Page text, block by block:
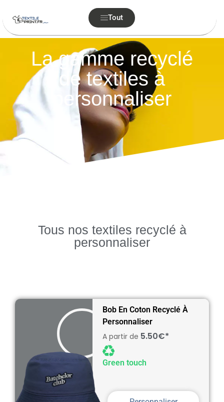
Tout
La gamme recyclé
de textiles à
personnaliser
Tous nos textiles recyclé à
personnaliser
Bob En Coton Recyclé À
Personnaliser
A partir de 5.50€*
Green touch